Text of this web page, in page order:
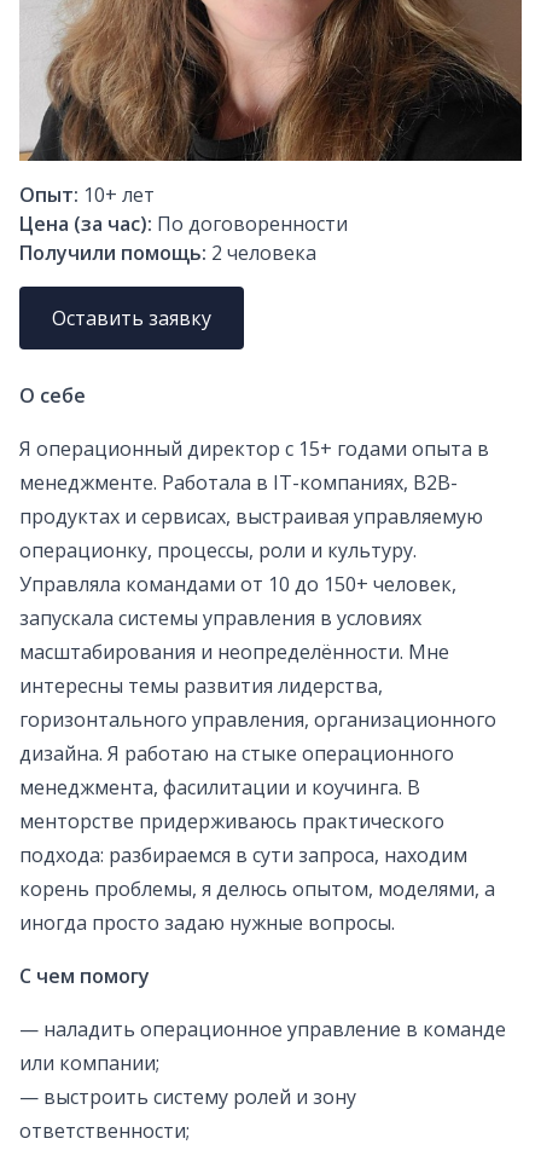
Опыт: 10+ лет
Цена (за час): По договоренности
Получили помощь: 2 человека
Оставить заявку
О себе
Я операционный директор с 15+ годами опыта в
менеджменте. Работала в IT-компаниях, B2B-
продуктах и сервисах, выстраивая управляемую
операционку, процессы, роли и культуру.
Управляла командами от 10 до 150+ человек,
запускала системы управления в условиях
масштабирования и неопределённости. Мне
интересны темы развития лидерства,
горизонтального управления, организационного
дизайна. Я работаю на стыке операционного
менеджмента, фасилитации и коучинга. В
менторстве придерживаюсь практического
подхода: разбираемся в сути запроса, находим
корень проблемы, я делюсь опытом, моделями, а
иногда просто задаю нужные вопросы.
С чем помогу
— наладить операционное управление в команде
или компании;
— выстроить систему ролей и зону
ответственности;